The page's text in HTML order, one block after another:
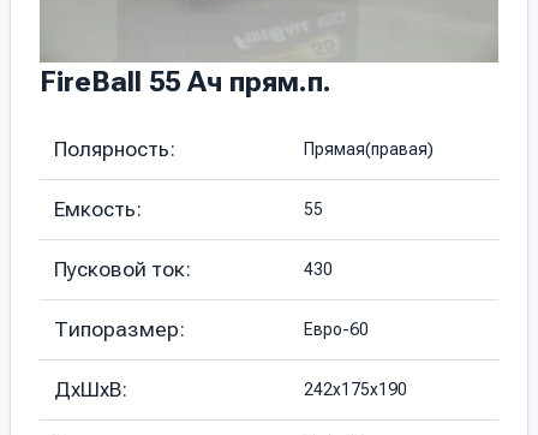
FireBall 55 Ач прям.п.
Полярность: Прямая(правая)
Емкость: 55
Пусковой ток: 430
Типоразмер: Евро-60
ДхШхВ: 242х175х190